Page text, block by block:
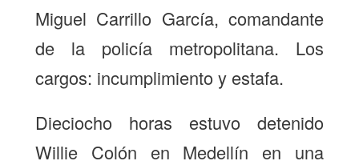
Miguel Carrillo García, comandante
de la policía metropolitana. Los
cargos: incumplimiento y estafa.
Dieciocho horas estuvo detenido
Willie Colón en Medellín en una